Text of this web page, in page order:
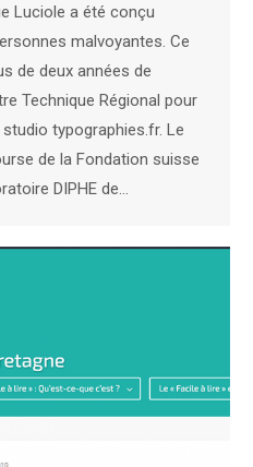
Luciole a été conçu
malvoyantes. Ce
de deux années de
Technique Régional pour
typographies.fr. Le
de la Fondation suisse
DIPHE de…